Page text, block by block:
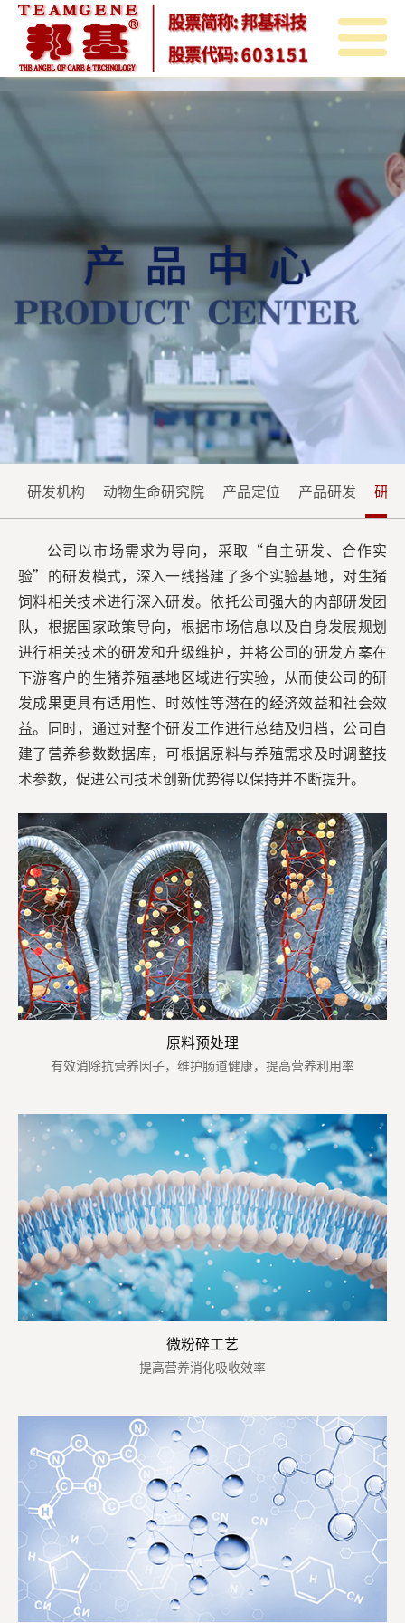
研发机构 动物生命研究院 产品定位 产品研发 研
公司以市场需求为导向，采取“自主研发、合作实
验”的研发模式，深入一线搭建了多个实验基地，对生猪
饲料相关技术进行深入研发。依托公司强大的内部研发团
队，根据国家政策导向，根据市场信息以及自身发展规划
进行相关技术的研发和升级维护，并将公司的研发方案在
下游客户的生猪养殖基地区域进行实验，从而使公司的研
发成果更具有适用性、时效性等潜在的经济效益和社会效
益。同时，通过对整个研发工作进行总结及归档，公司自
建了营养参数数据库，可根据原料与养殖需求及时调整技
术参数，促进公司技术创新优势得以保持并不断提升。
原料预处理
有效消除抗营养因子，维护肠道健康，提高营养利用率
微粉碎工艺
提高营养消化吸收效率
于邦
闻
教
育
产
品
中
心
投
资
者
关
系
人
力
资
源
联
系
我